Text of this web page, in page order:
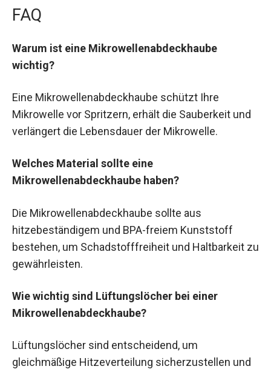
FAQ
Warum ist eine Mikrowellenabdeckhaube
wichtig?
Eine Mikrowellenabdeckhaube schützt Ihre
Mikrowelle vor Spritzern, erhält die Sauberkeit und
verlängert die Lebensdauer der Mikrowelle.
Welches Material sollte eine
Mikrowellenabdeckhaube haben?
Die Mikrowellenabdeckhaube sollte aus
hitzebeständigem und BPA-freiem Kunststoff
bestehen, um Schadstofffreiheit und Haltbarkeit zu
gewährleisten.
Wie wichtig sind Lüftungslöcher bei einer
Mikrowellenabdeckhaube?
Lüftungslöcher sind entscheidend, um
gleichmäßige Hitzeverteilung sicherzustellen und